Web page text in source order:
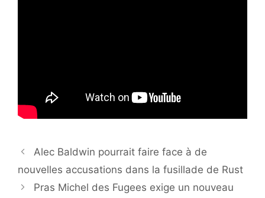
Alec Baldwin pourrait faire face à de
nouvelles accusations dans la fusillade de Rust
Pras Michel des Fugees exige un nouveau